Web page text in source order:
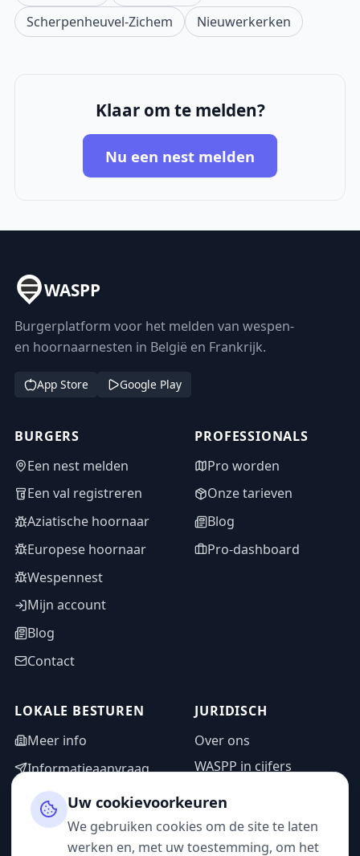
Scherpenheuvel-Zichem
Nieuwerkerken
Klaar om te melden?
Nu een nest melden
WASPP
Burgerplatform voor het melden van wespen-
en hoornaarnesten in België en Frankrijk.
App Store Google Play
BURGERS
Een nest melden
Een val registreren
Aziatische hoornaar
Europese hoornaar
Wespennest
Mijn account
Blog
Contact
PROFESSIONALS
Pro worden
Onze tarieven
Blog
Pro-dashboard
LOKALE BESTUREN
Meer info
Informatieaanvraag
Adminzone
JURIDISCH
Over ons
WASPP in cijfers
Privacybeleid
Gebruiksvoorwaarden
Uw cookievoorkeuren
We gebruiken cookies om de site te laten
werken en, met uw toestemming, om het